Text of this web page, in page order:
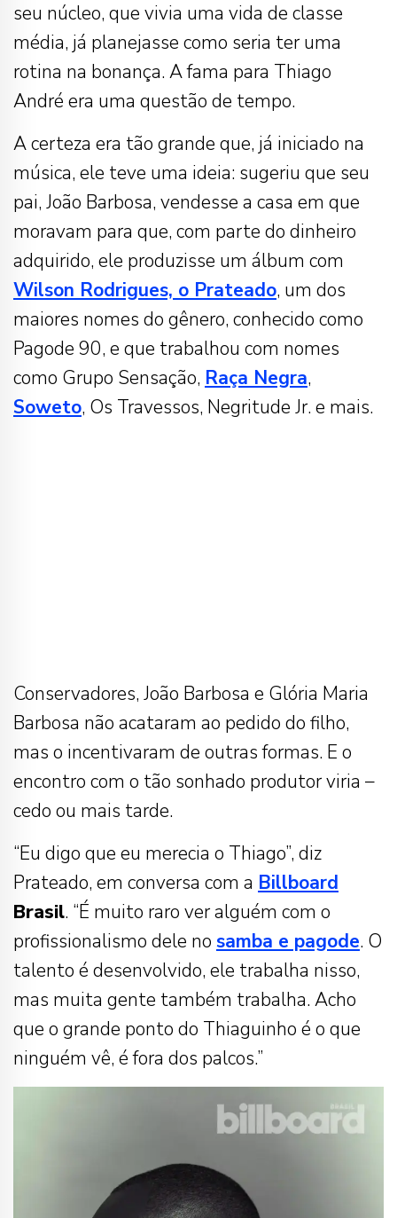
seu núcleo, que vivia uma vida de classe
média, já planejasse como seria ter uma
rotina na bonança. A fama para Thiago
André era uma questão de tempo.
A certeza era tão grande que, já iniciado na
música, ele teve uma ideia: sugeriu que seu
pai, João Barbosa, vendesse a casa em que
moravam para que, com parte do dinheiro
adquirido, ele produzisse um álbum com
Wilson Rodrigues, o Prateado, um dos
maiores nomes do gênero, conhecido como
Pagode 90, e que trabalhou com nomes
como Grupo Sensação, Raça Negra,
Soweto, Os Travessos, Negritude Jr. e mais.
Conservadores, João Barbosa e Glória Maria
Barbosa não acataram ao pedido do filho,
mas o incentivaram de outras formas. E o
encontro com o tão sonhado produtor viria –
cedo ou mais tarde.
“Eu digo que eu merecia o Thiago”, diz
Prateado, em conversa com a Billboard
Brasil. “É muito raro ver alguém com o
profissionalismo dele no samba e pagode. O
talento é desenvolvido, ele trabalha nisso,
mas muita gente também trabalha. Acho
que o grande ponto do Thiaguinho é o que
ninguém vê, é fora dos palcos.”